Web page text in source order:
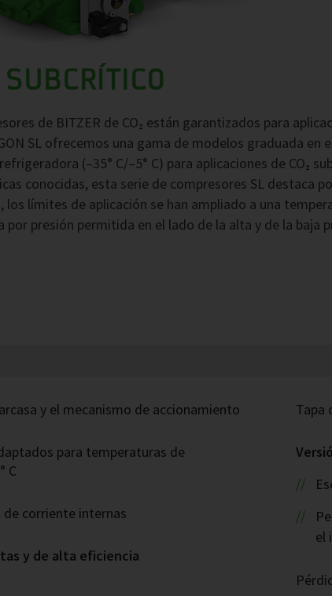
de BITZER de CO₂ están garantizados para
SL ofrecemos una gama de modelos graduada en
(–35° C/–5° C) para aplicaciones de CO₂
conocidas, esta serie de compresores SL destaca
los límites de aplicación se han ampliado a una
por presión permitida en el lado de la alta y de la baja
y el mecanismo de accionamiento
para temperaturas de
C
de corriente internas
y de alta eficiencia
Tapa
el